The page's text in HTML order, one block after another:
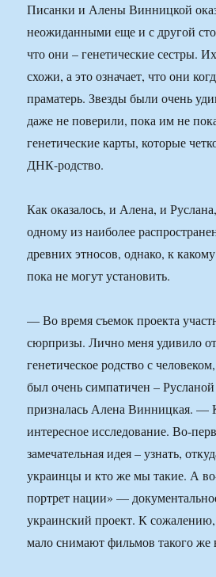
Писанки и Алены Винницкой
неожиданными еще и с другой
что они – генетические сестры.
схожи, а это означает, что они
праматерь. Звезды были очень
даже не поверили, пока им не
генетические карты, которые
ДНК-родство.
Как оказалось, и Алена, и
одному из наиболее
древних этносов, однако, к
пока не могут установить.
— Во время съемок проекта
сюрпризы. Лично меня удивило
генетическое родство с
был очень симпатичен –
призналась Алена Винницкая. —
интересное исследование. Во-
замечательная идея – узнать,
украинцы и кто же мы такие. А
портрет нации» —
украинский проект. К
мало снимают фильмов такого же